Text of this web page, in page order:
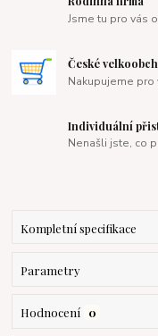
Jsme tu pro vás
České
Nakupujeme pro
Individuální
Nenašli jste, co
Kompletní specifikace
Parametry
Hodnocení 0